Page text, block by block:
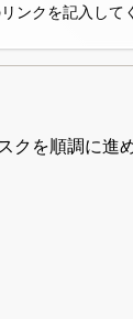
ンクを記入して
を順調に進